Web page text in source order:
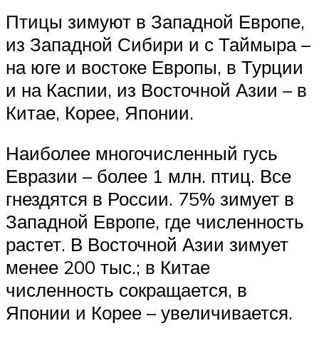
Птицы зимуют в Западной Европе,
из Западной Сибири и с Таймыра –
на юге и востоке Европы, в Турции
и на Каспии, из Восточной Азии – в
Китае, Корее, Японии.
Наиболее многочисленный гусь
Евразии – более 1 млн. птиц. Все
гнездятся в России. 75% зимует в
Западной Европе, где численность
растет. В Восточной Азии зимует
менее 200 тыс.; в Китае
численность сокращается, в
Японии и Корее – увеличивается.